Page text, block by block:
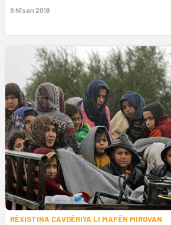
9 Nîsan 2018
RÊXISTINA ÇAVDÊRIYA LI MAFÊN MIROVAN